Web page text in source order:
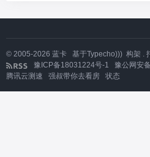
© 2005-2026 蓝卡 基于Typecho))) 构架 .
豫ICP备18031224号-1
豫公网安
腾讯云测速
强叔带你去看房 状态